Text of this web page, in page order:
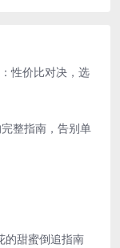
性价比对决，选
整指南，告别单
的甜蜜倒追指南